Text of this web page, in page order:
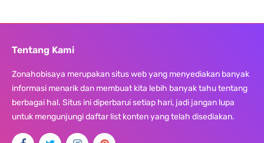
Tentang Kami
Zonahobisaya merupakan situs web yang menyediakan banyak
informasi menarik dan membuat kita lebih banyak tahu tentang
berbagai hal. Situs ini diperbarui setiap hari, jadi jangan lupa
untuk mengunjungi daftar list konten yang telah disediakan.